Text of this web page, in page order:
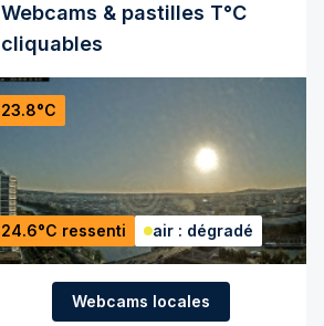
Webcams & pastilles T°C
cliquables
23.8°C
24.6°C ressenti air : dégradé
Webcams locales